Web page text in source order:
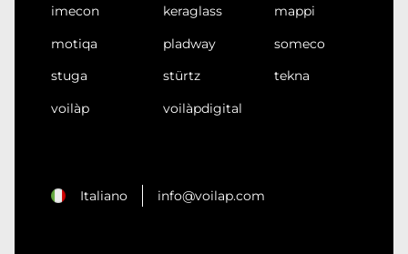
imecon
keraglass
mappi
motiqa
pladway
someco
stuga
stürtz
tekna
voilàp
voilàpdigital
Italiano info@voilap.com